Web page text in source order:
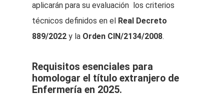
aplicarán para su evaluación los criterios
técnicos definidos en el Real Decreto
889/2022 y la Orden CIN/2134/2008.
Requisitos esenciales para
homologar el título extranjero de
Enfermería en 2025.